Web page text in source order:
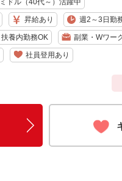
ミドル（40代～）活躍中
昇給あり 週2～3日勤
扶養内勤務OK 副業・Wワー
社員登用あり